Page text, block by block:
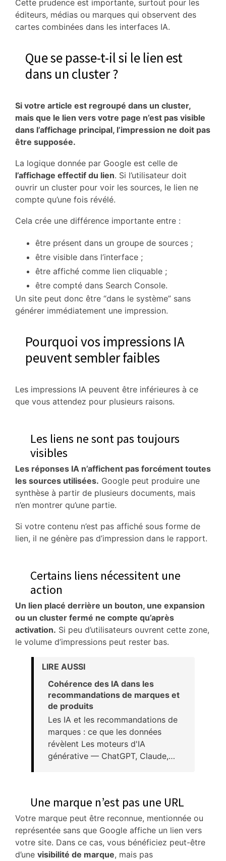
Cette prudence est importante, surtout pour les
éditeurs, médias ou marques qui observent des
cartes combinées dans les interfaces IA.
Que se passe-t-il si le lien est
dans un cluster ?
Si votre article est regroupé dans un cluster,
mais que le lien vers votre page n’est pas visible
dans l’affichage principal, l’impression ne doit pas
être supposée.
La logique donnée par Google est celle de
l’affichage effectif du lien. Si l’utilisateur doit
ouvrir un cluster pour voir les sources, le lien ne
compte qu’une fois révélé.
Cela crée une différence importante entre :
être présent dans un groupe de sources ;
être visible dans l’interface ;
être affiché comme lien cliquable ;
être compté dans Search Console.
Un site peut donc être “dans le système” sans
générer immédiatement une impression.
Pourquoi vos impressions IA
peuvent sembler faibles
Les impressions IA peuvent être inférieures à ce
que vous attendez pour plusieurs raisons.
Les liens ne sont pas toujours
visibles
Les réponses IA n’affichent pas forcément toutes
les sources utilisées. Google peut produire une
synthèse à partir de plusieurs documents, mais
n’en montrer qu’une partie.
Si votre contenu n’est pas affiché sous forme de
lien, il ne génère pas d’impression dans le rapport.
Certains liens nécessitent une
action
Un lien placé derrière un bouton, une expansion
ou un cluster fermé ne compte qu’après
activation. Si peu d’utilisateurs ouvrent cette zone,
le volume d’impressions peut rester bas.
LIRE AUSSI
Cohérence des IA dans les
recommandations de marques et
de produits
Les IA et les recommandations de
marques : ce que les données
révèlent Les moteurs d'IA
générative — ChatGPT, Claude,…
Une marque n’est pas une URL
Votre marque peut être reconnue, mentionnée ou
représentée sans que Google affiche un lien vers
votre site. Dans ce cas, vous bénéficiez peut-être
d’une visibilité de marque, mais pas